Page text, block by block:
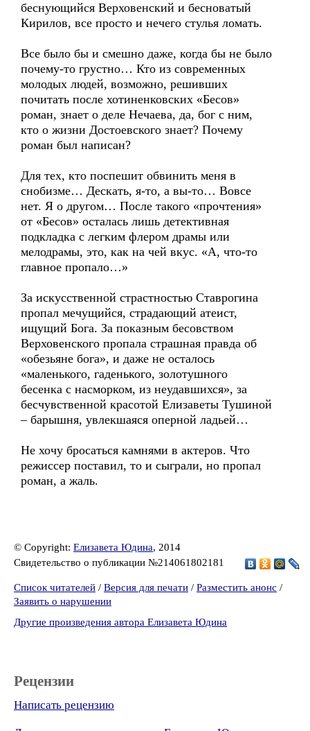
беснующийся Верховенский и бесноватый
Кирилов, все просто и нечего стулья ломать.
Все было бы и смешно даже, когда бы не было
почему-то грустно… Кто из современных
молодых людей, возможно, решивших
почитать после хотиненковских «Бесов»
роман, знает о деле Нечаева, да, бог с ним,
кто о жизни Достоевского знает? Почему
роман был написан?
Для тех, кто поспешит обвинить меня в
снобизме… Дескать, я-то, а вы-то… Вовсе
нет. Я о другом… После такого «прочтения»
от «Бесов» осталась лишь детективная
подкладка с легким флером драмы или
мелодрамы, это, как на чей вкус. «А, что-то
главное пропало…»
За искусственной страстностью Ставрогина
пропал мечущийся, страдающий атеист,
ищущий Бога. За показным бесовством
Верховенского пропала страшная правда об
«обезьяне бога», и даже не осталось
«маленького, гаденького, золотушного
бесенка с насморком, из неудавшихся», за
бесчувственной красотой Елизаветы Тушиной
– барышня, увлекшаяся оперной ладьей…
Не хочу бросаться камнями в актеров. Что
режиссер поставил, то и сыграли, но пропал
роман, а жаль.
© Copyright: Елизавета Юдина, 2014
Свидетельство о публикации №214061802181
Список читателей / Версия для печати / Разместить анонс /
Заявить о нарушении
Другие произведения автора Елизавета Юдина
Рецензии
Написать рецензию